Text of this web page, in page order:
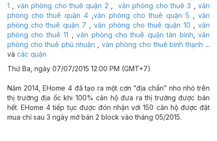
1
văn phòng cho thuê quận 2 văn phòng cho thuê 3
văn
phòng cho thuê quận 4
,văn phòng cho thuê quận 5 ,văn
phòng cho thuê quận 7 ,văn phòng cho thuê quận 10 ,văn
phòng cho thuê 11 ,văn phòng cho thuê quận tân bình ,văn
phòng cho thuê phú nhuận ,văn phòng cho thuê bình thạnh ...
và các quận
Thứ Ba, ngày 07/07/2015 12:00 PM (GMT+7)
Năm 2014, EHome 4 đã tạo ra một cơn “địa chấn” nho nhỏ trên
thị trường địa ốc khi 100% căn hộ đưa ra thị trường được bán
hết. EHome 4 tiếp tục được đón nhận với 150 căn hộ được đặt
mua chỉ sau 3 ngày mở bán 2 block vào tháng 05/2015.